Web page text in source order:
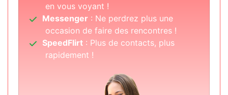
en vous voyant !
Messenger: Ne perdrez plus une
occasion de faire des rencontres !
SpeedFlirt: Plus de contacts, plus
rapidement !